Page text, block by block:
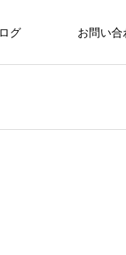
グ お問い合